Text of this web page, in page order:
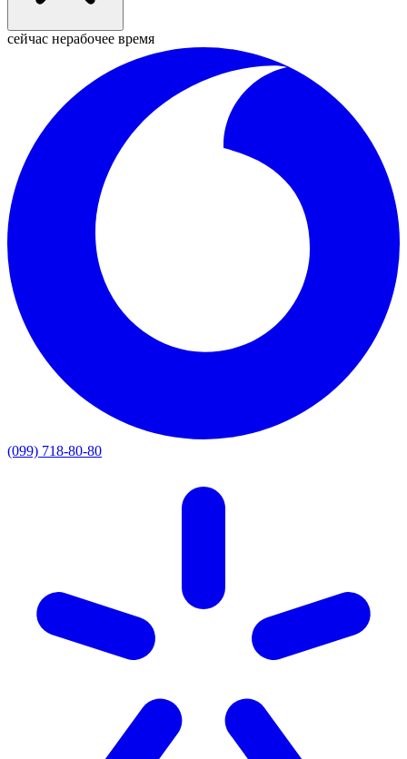
сейчас нерабочее время
(099) 718-80-80